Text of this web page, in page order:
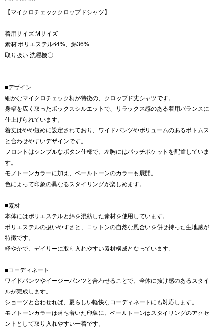
【マイクロチェッククロップドシャツ】
着用サイズ:Mサイズ
素材:ポリエステル64%、綿36%
取り扱い:洗濯機〇
■デザイン
細かなマイクロチェック柄が特徴の、クロップド丈シャツです。
身幅を広く取ったボックスシルエットで、リラックス感のある着用バランスに
仕上げられています。
着丈はやや短めに設定されており、ワイドパンツやボリュームのあるボトムス
と合わせやすいデザインです。
フロントはシンプルなボタン仕様で、左胸にはパッチポケットを配置していま
す。
モノトーンカラーに加え、ペールトーンのカラーも展開。
色によって印象の異なるスタイリングが楽しめます。
■素材
本体にはポリエステルと綿を混紡した素材を使用しています。
ポリエステルの扱いやすさと、コットンの自然な風合いを併せ持った生地感が
特徴です。
軽やかで、デイリーに取り入れやすい素材構成となっています。
■コーディネート
ワイドパンツやイージーパンツと合わせることで、全体に抜け感のあるスタイ
ルが完成します。
ショーツと合わせれば、夏らしい軽快なコーディネートにも対応します。
モノトーンカラーは落ち着いた印象に、ペールトーンはスタイリングのアクセ
ントとして取り入れやすい一着です。